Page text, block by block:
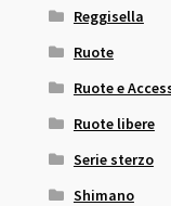
Reggisella
Ruote
Ruote e
Ruote libere
Serie sterzo
Shimano